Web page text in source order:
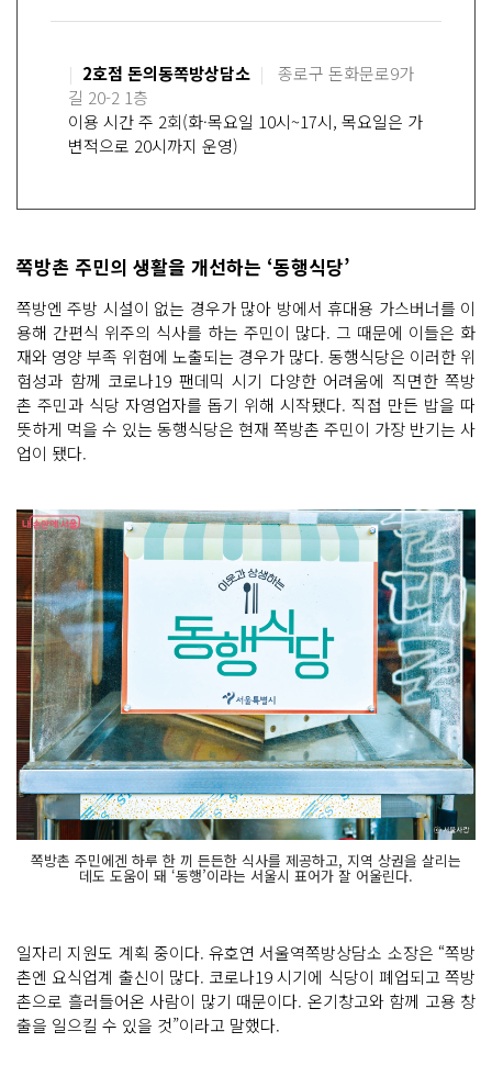
| 2호점 돈의동쪽방상담소 |
종로구 돈화문로9가
길 20-2 1층
이용 시간 주 2회(화·목요일 10시~17시, 목요일은 가
변적으로 20시까지 운영)
쪽방촌 주민의 생활을 개선하는 ‘동행식당’
쪽방엔 주방 시설이 없는 경우가 많아 방에서 휴대용 가스버너를 이
용해 간편식 위주의 식사를 하는 주민이 많다. 그 때문에 이들은 화
재와 영양 부족 위험에 노출되는 경우가 많다. 동행식당은 이러한 위
험성과 함께 코로나19 팬데믹 시기 다양한 어려움에 직면한 쪽방
촌 주민과 식당 자영업자를 돕기 위해 시작됐다. 직접 만든 밥을 따
뜻하게 먹을 수 있는 동행식당은 현재 쪽방촌 주민이 가장 반기는 사
업이 됐다.
쪽방촌 주민에겐 하루 한 끼 든든한 식사를 제공하고, 지역 상권을 살리는
데도 도움이 돼 ‘동행’이라는 서울시 표어가 잘 어울린다.
일자리 지원도 계획 중이다. 유호연 서울역쪽방상담소 소장은 “쪽방
촌엔 요식업계 출신이 많다. 코로나19 시기에 식당이 폐업되고 쪽방
촌으로 흘러들어온 사람이 많기 때문이다. 온기창고와 함께 고용 창
출을 일으킬 수 있을 것”이라고 말했다.